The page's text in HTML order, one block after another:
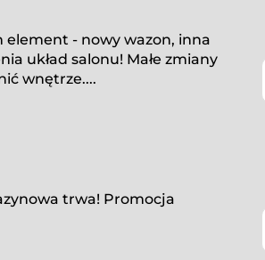
element - nowy wazon, inna
układ salonu! Małe zmiany
wnętrze....
trwa! Promocja